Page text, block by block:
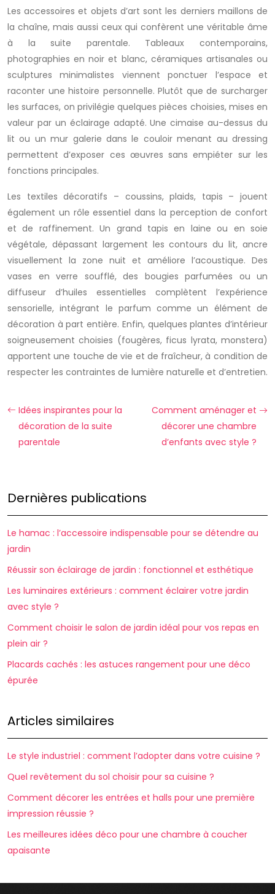
Les accessoires et objets d’art sont les derniers maillons de
la chaîne, mais aussi ceux qui confèrent une véritable âme
à la suite parentale. Tableaux contemporains,
photographies en noir et blanc, céramiques artisanales ou
sculptures minimalistes viennent ponctuer l’espace et
raconter une histoire personnelle. Plutôt que de surcharger
les surfaces, on privilégie quelques pièces choisies, mises en
valeur par un éclairage adapté. Une cimaise au-dessus du
lit ou un mur galerie dans le couloir menant au dressing
permettent d’exposer ces œuvres sans empiéter sur les
fonctions principales.
Les textiles décoratifs – coussins, plaids, tapis – jouent
également un rôle essentiel dans la perception de confort
et de raffinement. Un grand tapis en laine ou en soie
végétale, dépassant largement les contours du lit, ancre
visuellement la zone nuit et améliore l’acoustique. Des
vases en verre soufflé, des bougies parfumées ou un
diffuseur d’huiles essentielles complètent l’expérience
sensorielle, intégrant le parfum comme un élément de
décoration à part entière. Enfin, quelques plantes d’intérieur
soigneusement choisies (fougères, ficus lyrata, monstera)
apportent une touche de vie et de fraîcheur, à condition de
respecter les contraintes de lumière naturelle et d’entretien.
Idées inspirantes pour la
décoration de la suite
parentale
Comment aménager et
décorer une chambre
d’enfants avec style ?
Dernières publications
Le hamac : l’accessoire indispensable pour se détendre au
jardin
Réussir son éclairage de jardin : fonctionnel et esthétique
Les luminaires extérieurs : comment éclairer votre jardin
avec style ?
Comment choisir le salon de jardin idéal pour vos repas en
plein air ?
Placards cachés : les astuces rangement pour une déco
épurée
Articles similaires
Le style industriel : comment l’adopter dans votre cuisine ?
Quel revêtement du sol choisir pour sa cuisine ?
Comment décorer les entrées et halls pour une première
impression réussie ?
Les meilleures idées déco pour une chambre à coucher
apaisante